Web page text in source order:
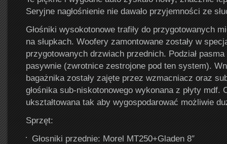
Seryjne nagłośnienie nie dawało przyjemności ze
Głośniki wysokotonowe trafiły do przygotowanych
na słupkach. Woofery zamontowane zostały w
przygotowanych drzwiach przednich. Podział
pasywnie (zwrotnice zestrojone pod ten system).
bagażnika zostały zajęte przez wzmacniacz oraz
głośnika sub-niskotonowego wykonana z płyty mdf.
ukształtowana tak aby wygospodarować możliwie
Sprzęt:
Głosniki przednie: Morel MT250+Gladen 8″